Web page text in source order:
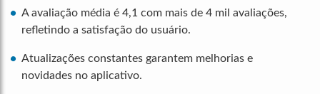
A avaliação média é 4,1 com mais de 4 mil avaliações,
refletindo a satisfação do usuário.
Atualizações constantes garantem melhorias e
novidades no aplicativo.